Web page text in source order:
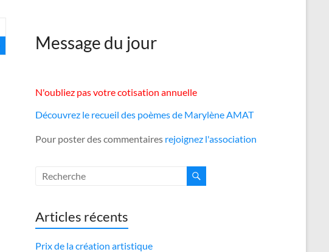
Message du jour
N'oubliez pas votre cotisation annuelle
Découvrez le recueil des poèmes de Marylène AMAT
Pour poster des commentaires rejoignez l'association
Articles récents
Prix de la création artistique